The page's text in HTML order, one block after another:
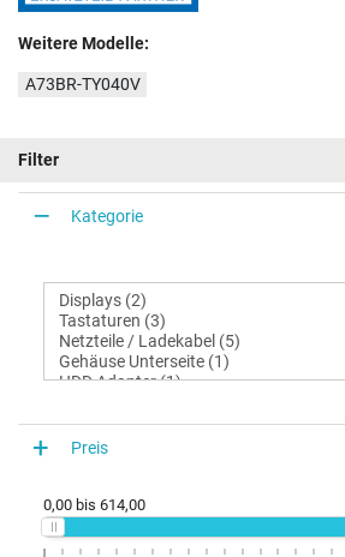
Weitere Modelle:
A73BR-TY040V
Filter
Kategorie
Preis
0,00 bis 614,00